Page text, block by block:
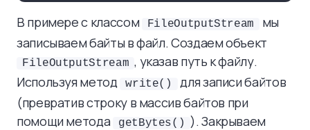
В примере с классом FileOutputStream
мы
записываем байты в файл. Создаем объект
FileOutputStream , указав путь к файлу.
Используя метод
write()
для записи байтов
(превратив строку в массив байтов при
помощи метода
getBytes() ). Закрываем